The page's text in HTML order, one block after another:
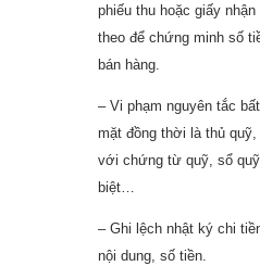
phiếu thu hoặc giấy
theo để chứng minh số
bán hàng.
– Vi phạm nguyên tắc
mặt đồng thời là thủ
với chứng từ quỹ, sổ
biệt…
– Ghi lệch nhật ký chi
nội dung, số tiền.